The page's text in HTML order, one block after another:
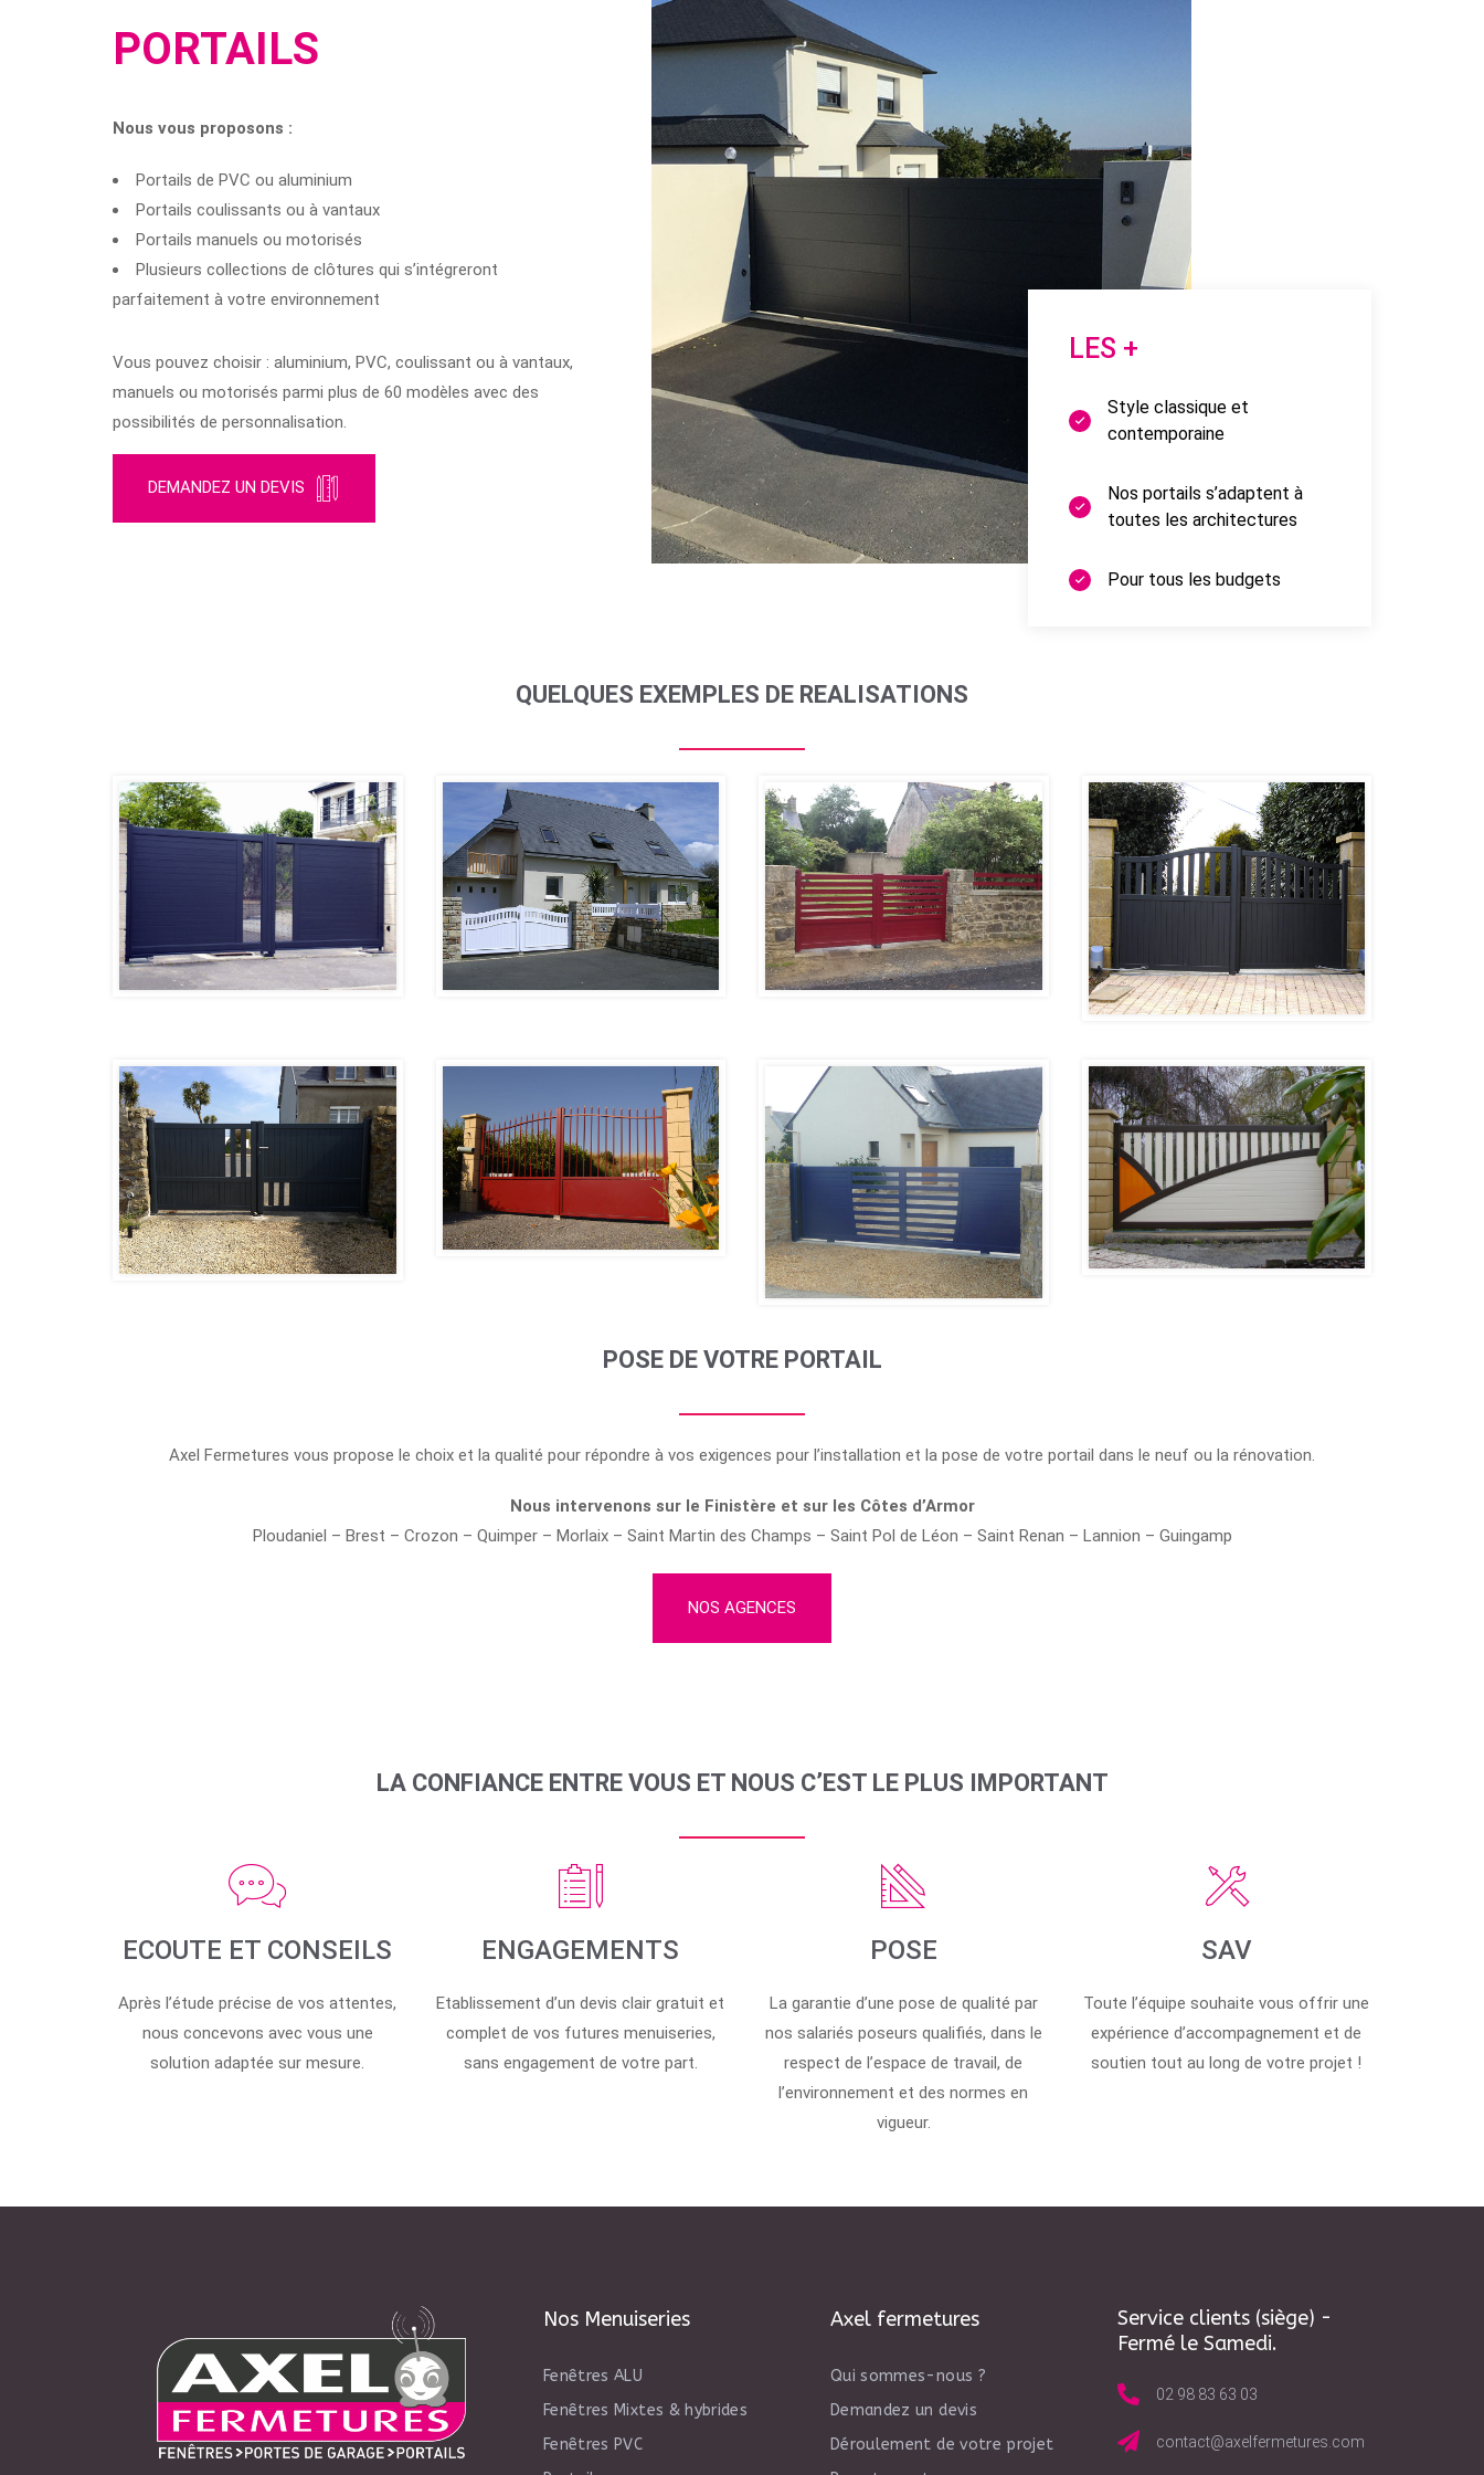
PORTAILS
Nous vous proposons :
Portails de PVC ou aluminium
Portails coulissants ou à vantaux
Portails manuels ou motorisés
Plusieurs collections de clôtures qui s’intégreront
parfaitement à votre environnement
Vous pouvez choisir : aluminium, PVC, coulissant ou à vantaux,
manuels ou motorisés parmi plus de 60 modèles avec des
possibilités de personnalisation.
DEMANDEZ UN DEVIS
LES +
Style classique et
contemporaine
Nos portails s’adaptent à
toutes les architectures
Pour tous les budgets
QUELQUES EXEMPLES DE REALISATIONS
POSE DE VOTRE PORTAIL
Axel Fermetures vous propose le choix et la qualité pour répondre à vos exigences pour l’installation et la pose de votre portail dans le neuf ou la rénovation.
Nous intervenons sur le Finistère et sur les Côtes d’Armor
Ploudaniel – Brest – Crozon – Quimper – Morlaix – Saint Martin des Champs – Saint Pol de Léon – Saint Renan – Lannion – Guingamp
NOS AGENCES
LA CONFIANCE ENTRE VOUS ET NOUS C’EST LE PLUS IMPORTANT
ECOUTE ET CONSEILS
Après l’étude précise de vos attentes,
nous concevons avec vous une
solution adaptée sur mesure.
ENGAGEMENTS
Etablissement d’un devis clair gratuit et
complet de vos futures menuiseries,
sans engagement de votre part.
POSE
La garantie d’une pose de qualité par
nos salariés poseurs qualifiés, dans le
respect de l’espace de travail, de
l’environnement et des normes en
vigueur.
SAV
Toute l’équipe souhaite vous offrir une
expérience d’accompagnement et de
soutien tout au long de votre projet !
Nos Menuiseries
Fenêtres ALU
Fenêtres Mixtes & hybrides
Fenêtres PVC
Axel fermetures
Qui sommes-nous ?
Demandez un devis
Déroulement de votre projet
Service clients (siège) -
Fermé le Samedi.
02 98 83 63 03
contact@axelfermetures.com